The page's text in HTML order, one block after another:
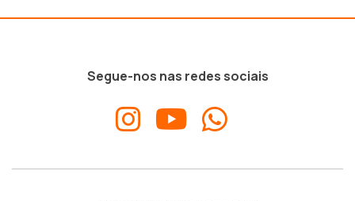
Segue-nos nas redes sociais